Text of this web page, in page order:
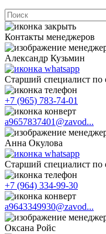
Контакты менеджеров
Александр Кузьмин
Старший специалист
+7 (965) 783-74-01
a9657837401@zavod...
Анна Окулова
Старший специалист
+7 (964) 334-99-30
a9643349930@zavod...
Оксана Ройс